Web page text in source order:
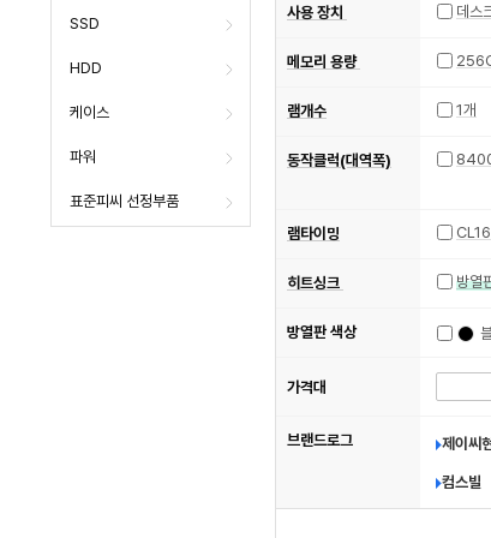
SSD
HDD
케이스
파워
표준피씨 선정부품
사용 장치 데스
메모리 용량
램개수 1개
동작클럭(대역폭)
램타이밍 CL16
히트싱크 방열
방열판 색상
가격대
브랜드로그 제이씨
컴스빌